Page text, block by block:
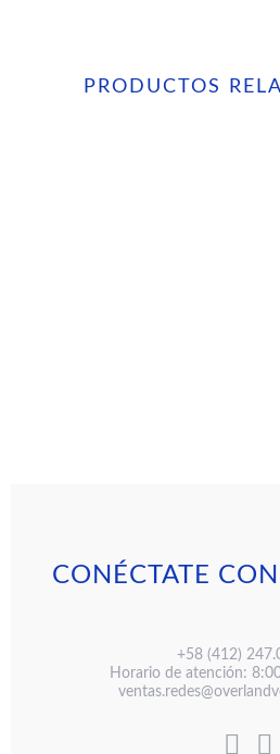
PRODUCTOS
CONÉCTATE
+58 (412)
Horario de atención: